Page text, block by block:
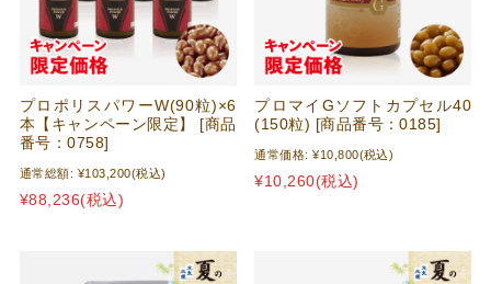
プロポリスパワーW(90粒)×6
本【キャンペーン限定】 [商品
番号：0758]
通常総額: ¥103,200(税込)
¥88,236(税込)
プロマイGソフトカプセル40
(150粒) [商品番号：0185]
通常価格: ¥10,800(税込)
¥10,260(税込)